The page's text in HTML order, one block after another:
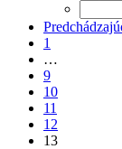
1
…
9
10
11
12
13